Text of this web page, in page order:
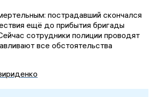
пострадавший скончался
ещё до прибытия бригады
сотрудники полиции проводят
все обстоятельства